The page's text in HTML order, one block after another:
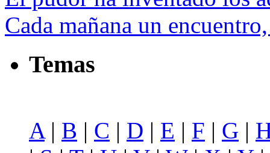
Cada mañana un
Temas
A | B | C | D | E | F | G |